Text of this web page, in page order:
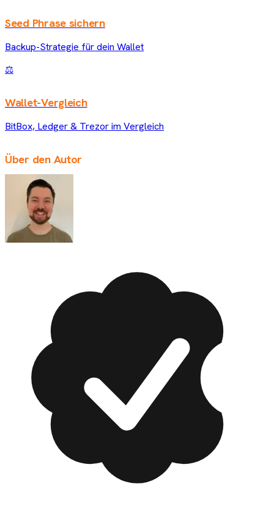
Seed Phrase sichern
Backup-Strategie für dein Wallet
⚖️
Wallet-Vergleich
BitBox, Ledger & Trezor im Vergleich
Über den Autor